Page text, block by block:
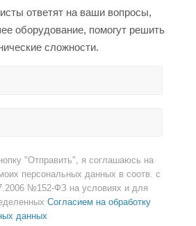
ответят на ваши вопросы,
оборудование, помогут решить
сложности.
"Отправить", я соглашаюсь на
персональных данных в соотв. с
№152-ФЗ на условиях и для
Согласием на обработку
данных